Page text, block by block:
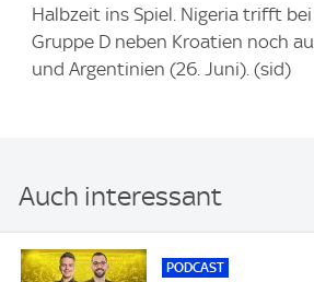
Halbzeit ins Spiel. Nigeria trifft
Gruppe D neben Kroatien noch
und Argentinien (26. Juni). (sid)
Auch interessant
PODCAST